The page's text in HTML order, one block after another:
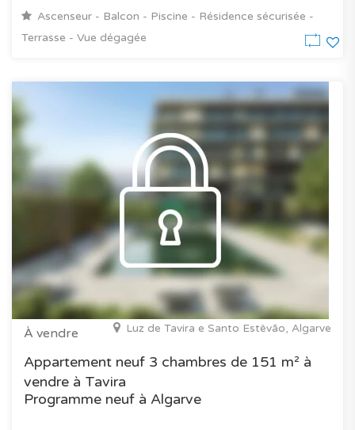
Ascenseur - Balcon - Piscine - Résidence sécurisée -
Terrasse - Vue dégagée
À vendre Luz de Tavira e Santo Estêvão, Algarve
Appartement neuf 3 chambres de 151 m² à
vendre à Tavira
Programme neuf à Algarve